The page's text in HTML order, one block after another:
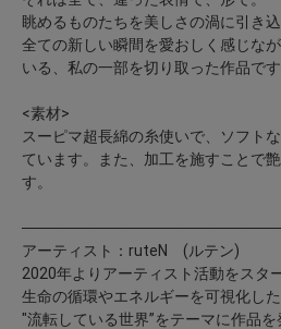
眺めるものたちを美しさの渦に引き込
全ての新しい瞬間を愛おしく感じな
いる、私の一部を切り取った作品です
<素材>
スーピマ超長綿の糸使いで、ソフト
ています。また、加工を施すことで
す。
アーティスト：ruteN (ルテン)
2020年よりアーティスト活動をスター
生命の循環やエネルギーを可視化した
"流転している世界”をテーマに作品を